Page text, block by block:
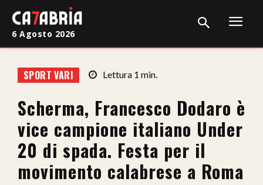
Cronaca
Giudiziaria
Politica
Sport
6 Agosto 2026
SPORT VARI Lettura 1 min.
Scherma, Francesco Dodaro è
vice campione italiano Under
20 di spada. Festa per il
movimento calabrese a Roma